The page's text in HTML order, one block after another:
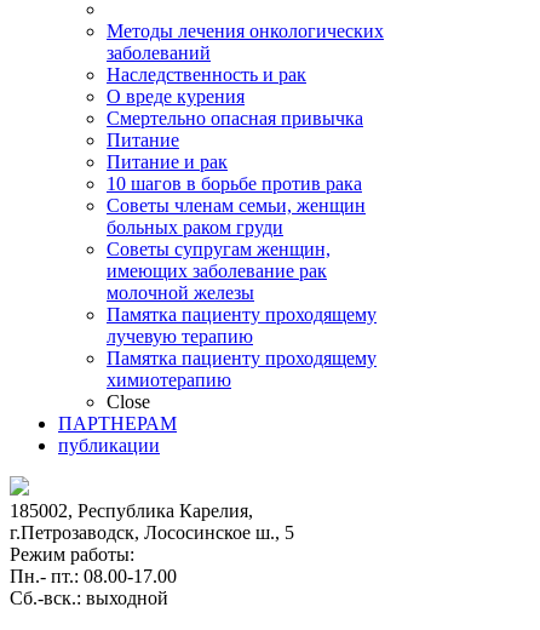
Методы лечения онкологических
заболеваний
Наследственность и рак
О вреде курения
Смертельно опасная привычка
Питание
Питание и рак
10 шагов в борьбе против рака
Советы членам семьи, женщин
больных раком груди
Советы супругам женщин,
имеющих заболевание рак
молочной железы
Памятка пациенту проходящему
лучевую терапию
Памятка пациенту проходящему
химиотерапию
Close
ПАРТНЕРАМ
публикации
185002, Республика Карелия,
г.Петрозаводск, Лососинское ш., 5
Режим работы:
Пн.- пт.: 08.00-17.00
Cб.-вск.: выходной